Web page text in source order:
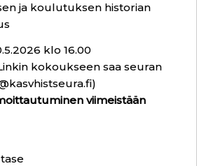
ja koulutuksen historian
klo 16.00
kokoukseen saa seuran
)
viimeistään